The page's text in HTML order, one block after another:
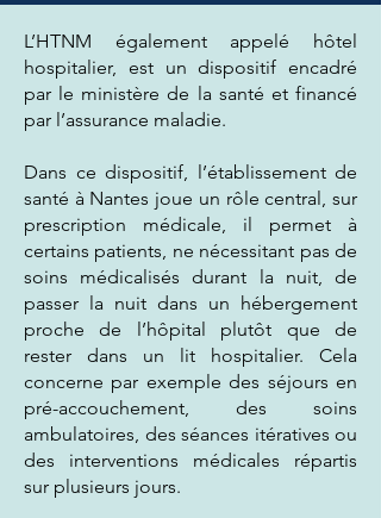
L’HTNM également appelé hôtel
hospitalier, est un dispositif encadré
par le ministère de la santé et financé
par l’assurance maladie.
Dans ce dispositif, l’établissement de
santé à Nantes joue un rôle central, sur
prescription médicale, il permet à
certains patients, ne nécessitant pas de
soins médicalisés durant la nuit, de
passer la nuit dans un hébergement
proche de l’hôpital plutôt que de
rester dans un lit hospitalier. Cela
concerne par exemple des séjours en
pré-accouchement, des soins
ambulatoires, des séances itératives ou
des interventions médicales répartis
sur plusieurs jours.